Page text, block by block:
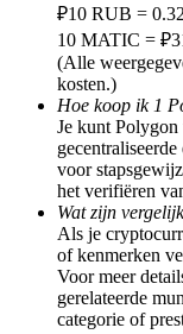
BTC Welcome
Deposit &
Deposit
Share 500000
Exclusive for
₽10 RUB =
10 MATIC =
(Alle
kosten.)
Hoe koop ik 1
Je kunt
gecentraliseerde
voor
het verifiëren
Wat zijn
Als je
of kenmerken
Voor meer
gerelateerde
categorie of